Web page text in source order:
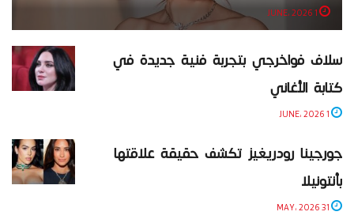
سلاف فواخرجي بتجربة فنية جديدة في
كتابة الأغاني
جورجينا رودريغيز تكشف حقيقة علاقتها
بأنتونيلا